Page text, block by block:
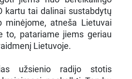
kartu tai dalinai sustabdytų
minėjome, atneša Lietuvai
to, patariame jiems geriau
Lietuvoje.
užsienio radijo stotis